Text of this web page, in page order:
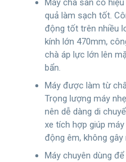
Máy chà sàn có
quả làm sạch tốt.
động tốt trên nhiều
kính lớn 470mm,
chà áp lực lớn lên
bẩn.
Máy được làm từ
Trọng lượng máy
nên dễ dàng di
xe tích hợp giúp
động êm, không
Máy chuyên dùng